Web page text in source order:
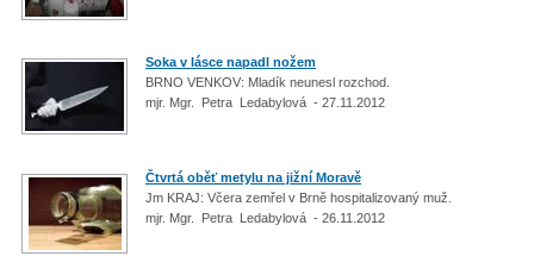
Soka v lásce napadl nožem
BRNO VENKOV: Mladík neunesl rozchod.
mjr. Mgr. Petra Ledabylová - 27.11.2012
Čtvrtá oběť metylu na jižní Moravě
Jm KRAJ: Včera zemřel v Brně hospitalizovaný muž.
mjr. Mgr. Petra Ledabylová - 26.11.2012